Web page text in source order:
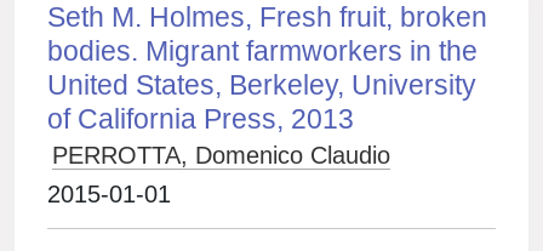
Seth M. Holmes, Fresh fruit, broken
bodies. Migrant farmworkers in the
United States, Berkeley, University
of California Press, 2013
PERROTTA, Domenico Claudio
2015-01-01